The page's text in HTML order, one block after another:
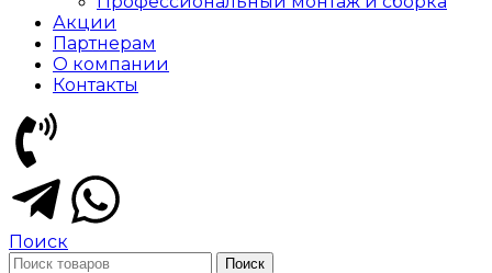
Акции
Партнерам
О компании
Контакты
Поиск
Поиск